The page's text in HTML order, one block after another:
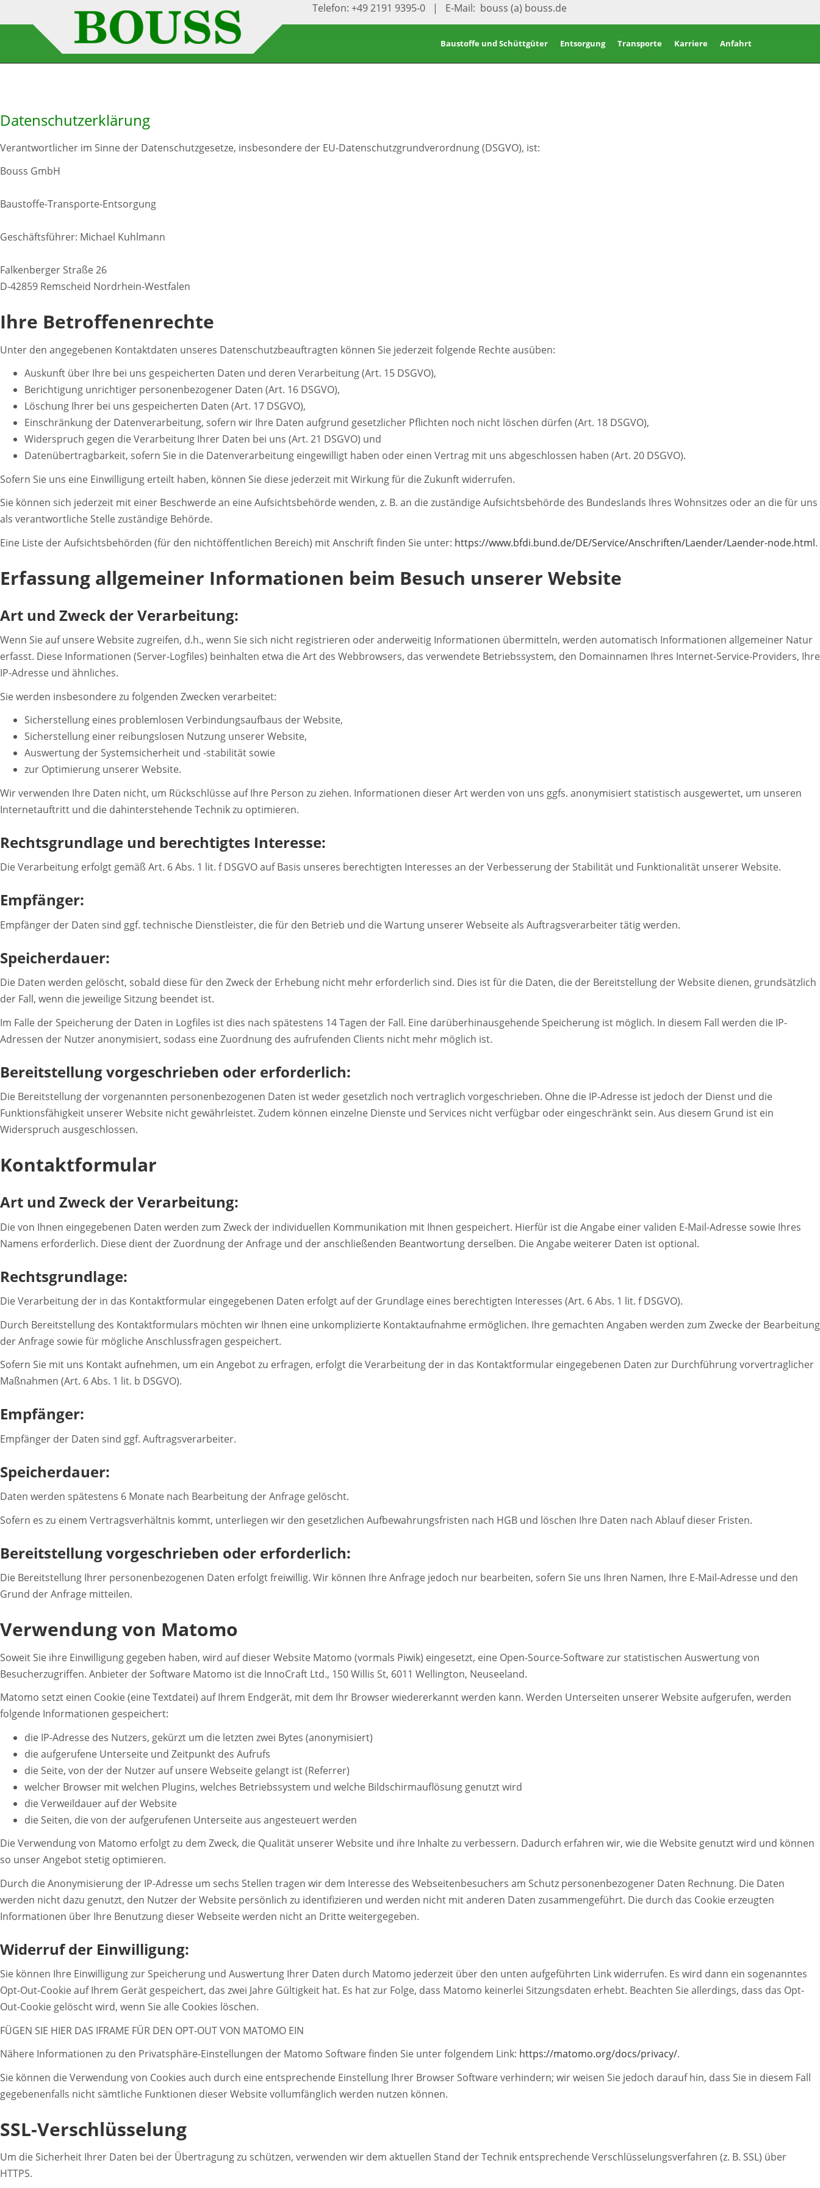
Telefon: +49 2191 9395-0 | E-Mail: bouss (a) bouss.de
Baustoffe und Schüttgüter Entsorgung Transporte Karriere Anfahrt
Datenschutzerklärung
Verantwortlicher im Sinne der Datenschutzgesetze, insbesondere der EU-Datenschutzgrundverordnung (DSGVO), ist:
Bouss GmbH
Baustoffe-Transporte-Entsorgung
Geschäftsführer: Michael Kuhlmann
Falkenberger Straße 26
D-42859 Remscheid Nordrhein-Westfalen
Ihre Betroffenenrechte
Unter den angegebenen Kontaktdaten unseres Datenschutzbeauftragten können Sie jederzeit folgende Rechte ausüben:
Auskunft über Ihre bei uns gespeicherten Daten und deren Verarbeitung (Art. 15 DSGVO),
Berichtigung unrichtiger personenbezogener Daten (Art. 16 DSGVO),
Löschung Ihrer bei uns gespeicherten Daten (Art. 17 DSGVO),
Einschränkung der Datenverarbeitung, sofern wir Ihre Daten aufgrund gesetzlicher Pflichten noch nicht löschen dürfen (Art. 18 DSGVO),
Widerspruch gegen die Verarbeitung Ihrer Daten bei uns (Art. 21 DSGVO) und
Datenübertragbarkeit, sofern Sie in die Datenverarbeitung eingewilligt haben oder einen Vertrag mit uns abgeschlossen haben (Art. 20 DSGVO).
Sofern Sie uns eine Einwilligung erteilt haben, können Sie diese jederzeit mit Wirkung für die Zukunft widerrufen.
Sie können sich jederzeit mit einer Beschwerde an eine Aufsichtsbehörde wenden, z. B. an die zuständige Aufsichtsbehörde des Bundeslands Ihres Wohnsitzes oder an die für uns
als verantwortliche Stelle zuständige Behörde.
Eine Liste der Aufsichtsbehörden (für den nichtöffentlichen Bereich) mit Anschrift finden Sie unter: https://www.bfdi.bund.de/DE/Service/Anschriften/Laender/Laender-node.html.
Erfassung allgemeiner Informationen beim Besuch unserer Website
Art und Zweck der Verarbeitung:
Wenn Sie auf unsere Website zugreifen, d.h., wenn Sie sich nicht registrieren oder anderweitig Informationen übermitteln, werden automatisch Informationen allgemeiner Natur
erfasst. Diese Informationen (Server-Logfiles) beinhalten etwa die Art des Webbrowsers, das verwendete Betriebssystem, den Domainnamen Ihres Internet-Service-Providers, Ihre
IP-Adresse und ähnliches.
Sie werden insbesondere zu folgenden Zwecken verarbeitet:
Sicherstellung eines problemlosen Verbindungsaufbaus der Website,
Sicherstellung einer reibungslosen Nutzung unserer Website,
Auswertung der Systemsicherheit und -stabilität sowie
zur Optimierung unserer Website.
Wir verwenden Ihre Daten nicht, um Rückschlüsse auf Ihre Person zu ziehen. Informationen dieser Art werden von uns ggfs. anonymisiert statistisch ausgewertet, um unseren
Internetauftritt und die dahinterstehende Technik zu optimieren.
Rechtsgrundlage und berechtigtes Interesse:
Die Verarbeitung erfolgt gemäß Art. 6 Abs. 1 lit. f DSGVO auf Basis unseres berechtigten Interesses an der Verbesserung der Stabilität und Funktionalität unserer Website.
Empfänger:
Empfänger der Daten sind ggf. technische Dienstleister, die für den Betrieb und die Wartung unserer Webseite als Auftragsverarbeiter tätig werden.
Speicherdauer:
Die Daten werden gelöscht, sobald diese für den Zweck der Erhebung nicht mehr erforderlich sind. Dies ist für die Daten, die der Bereitstellung der Website dienen, grundsätzlich
der Fall, wenn die jeweilige Sitzung beendet ist.
Im Falle der Speicherung der Daten in Logfiles ist dies nach spätestens 14 Tagen der Fall. Eine darüberhinausgehende Speicherung ist möglich. In diesem Fall werden die IP-
Adressen der Nutzer anonymisiert, sodass eine Zuordnung des aufrufenden Clients nicht mehr möglich ist.
Bereitstellung vorgeschrieben oder erforderlich:
Die Bereitstellung der vorgenannten personenbezogenen Daten ist weder gesetzlich noch vertraglich vorgeschrieben. Ohne die IP-Adresse ist jedoch der Dienst und die
Funktionsfähigkeit unserer Website nicht gewährleistet. Zudem können einzelne Dienste und Services nicht verfügbar oder eingeschränkt sein. Aus diesem Grund ist ein
Widerspruch ausgeschlossen.
Kontaktformular
Art und Zweck der Verarbeitung:
Die von Ihnen eingegebenen Daten werden zum Zweck der individuellen Kommunikation mit Ihnen gespeichert. Hierfür ist die Angabe einer validen E-Mail-Adresse sowie Ihres
Namens erforderlich. Diese dient der Zuordnung der Anfrage und der anschließenden Beantwortung derselben. Die Angabe weiterer Daten ist optional.
Rechtsgrundlage:
Die Verarbeitung der in das Kontaktformular eingegebenen Daten erfolgt auf der Grundlage eines berechtigten Interesses (Art. 6 Abs. 1 lit. f DSGVO).
Durch Bereitstellung des Kontaktformulars möchten wir Ihnen eine unkomplizierte Kontaktaufnahme ermöglichen. Ihre gemachten Angaben werden zum Zwecke der Bearbeitung
der Anfrage sowie für mögliche Anschlussfragen gespeichert.
Sofern Sie mit uns Kontakt aufnehmen, um ein Angebot zu erfragen, erfolgt die Verarbeitung der in das Kontaktformular eingegebenen Daten zur Durchführung vorvertraglicher
Maßnahmen (Art. 6 Abs. 1 lit. b DSGVO).
Empfänger:
Empfänger der Daten sind ggf. Auftragsverarbeiter.
Speicherdauer:
Daten werden spätestens 6 Monate nach Bearbeitung der Anfrage gelöscht.
Sofern es zu einem Vertragsverhältnis kommt, unterliegen wir den gesetzlichen Aufbewahrungsfristen nach HGB und löschen Ihre Daten nach Ablauf dieser Fristen.
Bereitstellung vorgeschrieben oder erforderlich:
Die Bereitstellung Ihrer personenbezogenen Daten erfolgt freiwillig. Wir können Ihre Anfrage jedoch nur bearbeiten, sofern Sie uns Ihren Namen, Ihre E-Mail-Adresse und den
Grund der Anfrage mitteilen.
Verwendung von Matomo
Soweit Sie ihre Einwilligung gegeben haben, wird auf dieser Website Matomo (vormals Piwik) eingesetzt, eine Open-Source-Software zur statistischen Auswertung von
Besucherzugriffen. Anbieter der Software Matomo ist die InnoCraft Ltd., 150 Willis St, 6011 Wellington, Neuseeland.
Matomo setzt einen Cookie (eine Textdatei) auf Ihrem Endgerät, mit dem Ihr Browser wiedererkannt werden kann. Werden Unterseiten unserer Website aufgerufen, werden
folgende Informationen gespeichert:
die IP-Adresse des Nutzers, gekürzt um die letzten zwei Bytes (anonymisiert)
die aufgerufene Unterseite und Zeitpunkt des Aufrufs
die Seite, von der der Nutzer auf unsere Webseite gelangt ist (Referrer)
welcher Browser mit welchen Plugins, welches Betriebssystem und welche Bildschirmauflösung genutzt wird
die Verweildauer auf der Website
die Seiten, die von der aufgerufenen Unterseite aus angesteuert werden
Die Verwendung von Matomo erfolgt zu dem Zweck, die Qualität unserer Website und ihre Inhalte zu verbessern. Dadurch erfahren wir, wie die Website genutzt wird und können
so unser Angebot stetig optimieren.
Durch die Anonymisierung der IP-Adresse um sechs Stellen tragen wir dem Interesse des Webseitenbesuchers am Schutz personenbezogener Daten Rechnung. Die Daten
werden nicht dazu genutzt, den Nutzer der Website persönlich zu identifizieren und werden nicht mit anderen Daten zusammengeführt. Die durch das Cookie erzeugten
Informationen über Ihre Benutzung dieser Webseite werden nicht an Dritte weitergegeben.
Widerruf der Einwilligung:
Sie können Ihre Einwilligung zur Speicherung und Auswertung Ihrer Daten durch Matomo jederzeit über den unten aufgeführten Link widerrufen. Es wird dann ein sogenanntes
Opt-Out-Cookie auf Ihrem Gerät gespeichert, das zwei Jahre Gültigkeit hat. Es hat zur Folge, dass Matomo keinerlei Sitzungsdaten erhebt. Beachten Sie allerdings, dass das Opt-
Out-Cookie gelöscht wird, wenn Sie alle Cookies löschen.
FÜGEN SIE HIER DAS IFRAME FÜR DEN OPT-OUT VON MATOMO EIN
Nähere Informationen zu den Privatsphäre-Einstellungen der Matomo Software finden Sie unter folgendem Link: https://matomo.org/docs/privacy/.
Sie können die Verwendung von Cookies auch durch eine entsprechende Einstellung Ihrer Browser Software verhindern; wir weisen Sie jedoch darauf hin, dass Sie in diesem Fall
gegebenenfalls nicht sämtliche Funktionen dieser Website vollumfänglich werden nutzen können.
SSL-Verschlüsselung
Um die Sicherheit Ihrer Daten bei der Übertragung zu schützen, verwenden wir dem aktuellen Stand der Technik entsprechende Verschlüsselungsverfahren (z. B. SSL) über
HTTPS.